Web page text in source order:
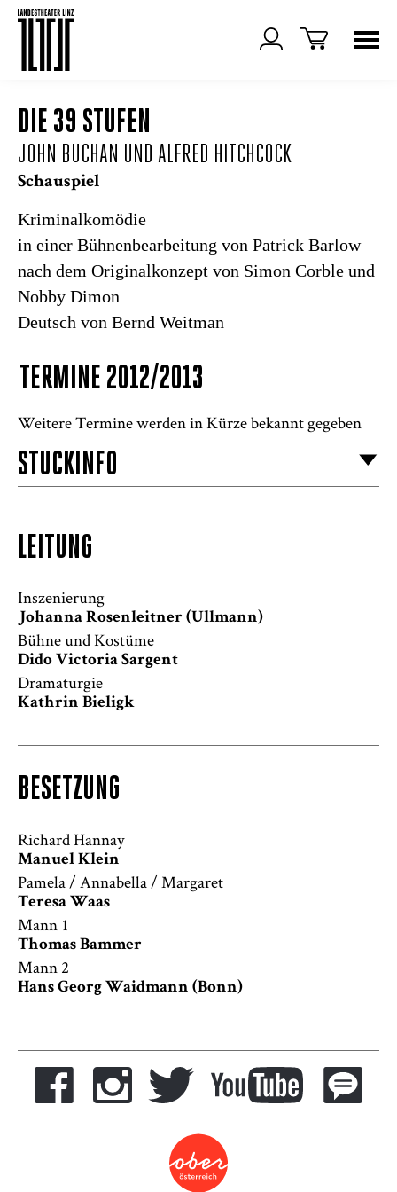
DIE 39 STUFEN
JOHN BUCHAN UND ALFRED HITCHCOCK
Schauspiel
Kriminalkomödie
in einer Bühnenbearbeitung von Patrick Barlow
nach dem Originalkonzept von Simon Corble und
Nobby Dimon
Deutsch von Bernd Weitman
TERMINE 2012/2013
Weitere Termine werden in Kürze bekannt gegeben
STÜCKINFO
LEITUNG
Inszenierung
Johanna Rosenleitner (Ullmann)
Bühne und Kostüme
Dido Victoria Sargent
Dramaturgie
Kathrin Bieligk
BESETZUNG
Richard Hannay
Manuel Klein
Pamela / Annabella / Margaret
Teresa Waas
Mann 1
Thomas Bammer
Mann 2
Hans Georg Waidmann (Bonn)